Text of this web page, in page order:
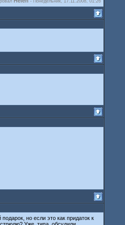
- Понедельник, 17.11.2008, 01:26
но если это как придаток к